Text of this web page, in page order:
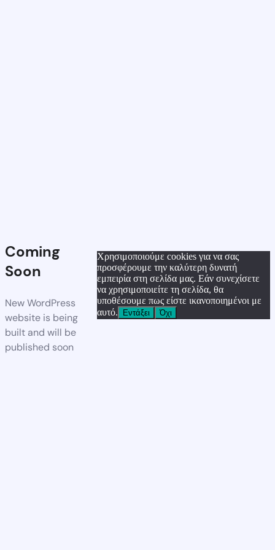
Coming
Soon
New WordPress
website is being
built and will be
published soon
Χρησιμοποιούμε cookies για να σας
προσφέρουμε την καλύτερη δυνατή
εμπειρία στη σελίδα μας. Εάν συνεχίσετε
να χρησιμοποιείτε τη σελίδα, θα
υποθέσουμε πως είστε ικανοποιημένοι με
αυτό.
Εντάξει Όχι